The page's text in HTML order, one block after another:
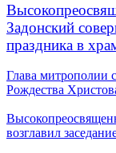
Задонский
праздника в
Глава митрополии
Рождества
возглавил